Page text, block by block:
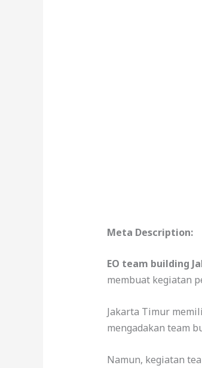
Meta Description:
EO team building
membuat kegiatan
Jakarta Timur
mengadakan team
Namun, kegiatan